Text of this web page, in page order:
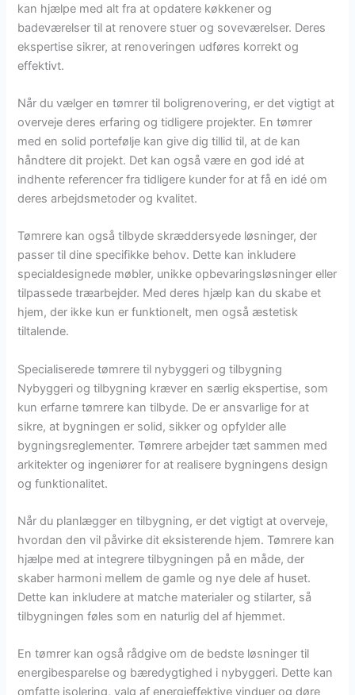
kan hjælpe med alt fra at opdatere køkkener og
badeværelser til at renovere stuer og soveværelser. Deres
ekspertise sikrer, at renoveringen udføres korrekt og
effektivt.
Når du vælger en tømrer til boligrenovering, er det vigtigt at
overveje deres erfaring og tidligere projekter. En tømrer
med en solid portefølje kan give dig tillid til, at de kan
håndtere dit projekt. Det kan også være en god idé at
indhente referencer fra tidligere kunder for at få en idé om
deres arbejdsmetoder og kvalitet.
Tømrere kan også tilbyde skræddersyede løsninger, der
passer til dine specifikke behov. Dette kan inkludere
specialdesignede møbler, unikke opbevaringsløsninger eller
tilpassede træarbejder. Med deres hjælp kan du skabe et
hjem, der ikke kun er funktionelt, men også æstetisk
tiltalende.
Specialiserede tømrere til nybyggeri og tilbygning
Nybyggeri og tilbygning kræver en særlig ekspertise, som
kun erfarne tømrere kan tilbyde. De er ansvarlige for at
sikre, at bygningen er solid, sikker og opfylder alle
bygningsreglementer. Tømrere arbejder tæt sammen med
arkitekter og ingeniører for at realisere bygningens design
og funktionalitet.
Når du planlægger en tilbygning, er det vigtigt at overveje,
hvordan den vil påvirke dit eksisterende hjem. Tømrere kan
hjælpe med at integrere tilbygningen på en måde, der
skaber harmoni mellem de gamle og nye dele af huset.
Dette kan inkludere at matche materialer og stilarter, så
tilbygningen føles som en naturlig del af hjemmet.
En tømrer kan også rådgive om de bedste løsninger til
energibesparelse og bæredygtighed i nybyggeri. Dette kan
omfatte isolering, valg af energieffektive vinduer og døre